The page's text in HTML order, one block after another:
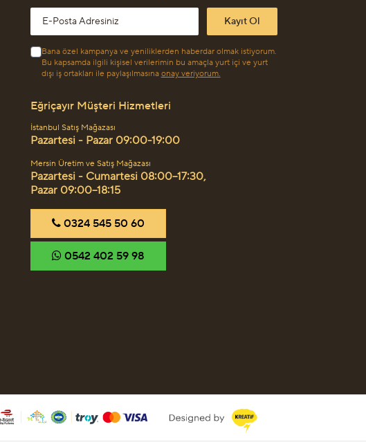
Email address
Kayıt Ol
Bana özel kampanya ve yeniliklerden haberdar olmak istiyorum.
Bu kapsamda ilgili kişisel verilerimin bu amaçla yurt içi ve yurt
dışı iş ortakları ile paylaşılmasına onay veriyorum.
Eğriçayır Müşteri Hizmetleri
İstanbul Satış Mağazası
Pazartesi - Pazar 09:00-19:00
Mersin Üretim ve Satış Mağazası
Pazartesi - Cumartesi 08:00–17:30,
Pazar 09:00–18:15
‎0324 545 50 60
‎0542 402 59 98